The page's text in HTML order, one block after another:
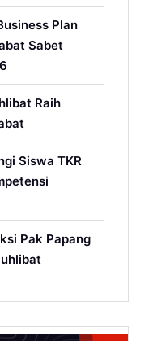
Plan
Sabet
Raih
Siswa TKR
Pak Papang